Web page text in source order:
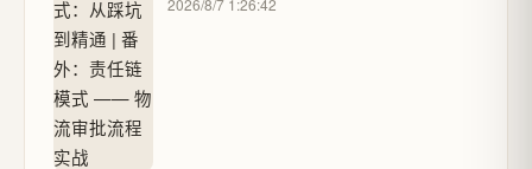
2026/8/7 1:26:42